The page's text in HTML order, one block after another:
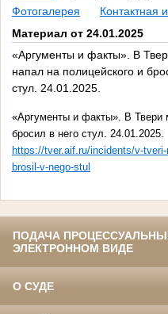
Фотогалерея
Контактная
Материал от 24.01.2025
«Аргументы и факты». В
напал на полицейского и
стул. 24.01.2025.
«Аргументы и факты». В Твери
бросил в него стул. 24.01.2025.
https://tver.aif.ru/incidents/v-
brosil-v-nego-stul
ПОДАЧА
ЭЛЕКТРОННОМ ВИДЕ
О СУДЕ